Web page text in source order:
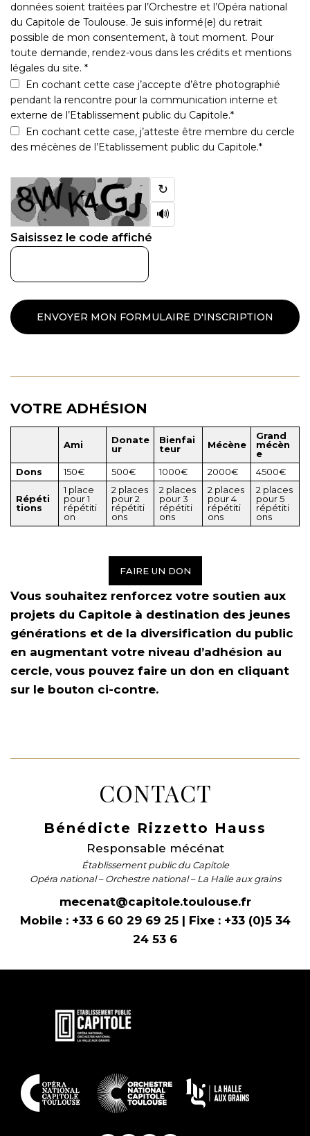
données soient traitées par l’Orchestre et l’Opéra national
du Capitole de Toulouse. Je suis informé(e) du retrait
possible de mon consentement, à tout moment. Pour
toute demande, rendez-vous dans les crédits et mentions
légales du site. *
En cochant cette case j’accepte d’être photographié
pendant la rencontre pour la communication interne et
externe de l’Etablissement public du Capitole.*
En cochant cette case, j’atteste être membre du cercle
des mécènes de l’Etablissement public du Capitole.*
↻
🔊
Saisissez le code affiché
VOTRE ADHÉSION
Ami
Donate
ur
Bienfai
teur
Mécène
Grand
mécèn
e
Dons
150€ 500€ 1000€ 2000€ 4500€
Répéti
tions
1 place
pour 1
répétiti
on
2 places
pour 2
répétiti
ons
2 places
pour 3
répétiti
ons
2 places
pour 4
répétiti
ons
2 places
pour 5
répétiti
ons
FAIRE UN DON
Vous souhaitez renforcez votre soutien aux
projets du Capitole à destination des jeunes
générations et de la diversification du public
en augmentant votre niveau d’adhésion au
cercle, vous pouvez faire un don en cliquant
sur le bouton ci-contre.
CONTACT
Bénédicte Rizzetto Hauss
Responsable mécénat
Établissement public du Capitole
Opéra national – Orchestre national – La Halle aux grains
mecenat@capitole.toulouse.fr
Mobile : +33 6 60 29 69 25 | Fixe : +33 (0)5 34
24 53 6
En
savoir